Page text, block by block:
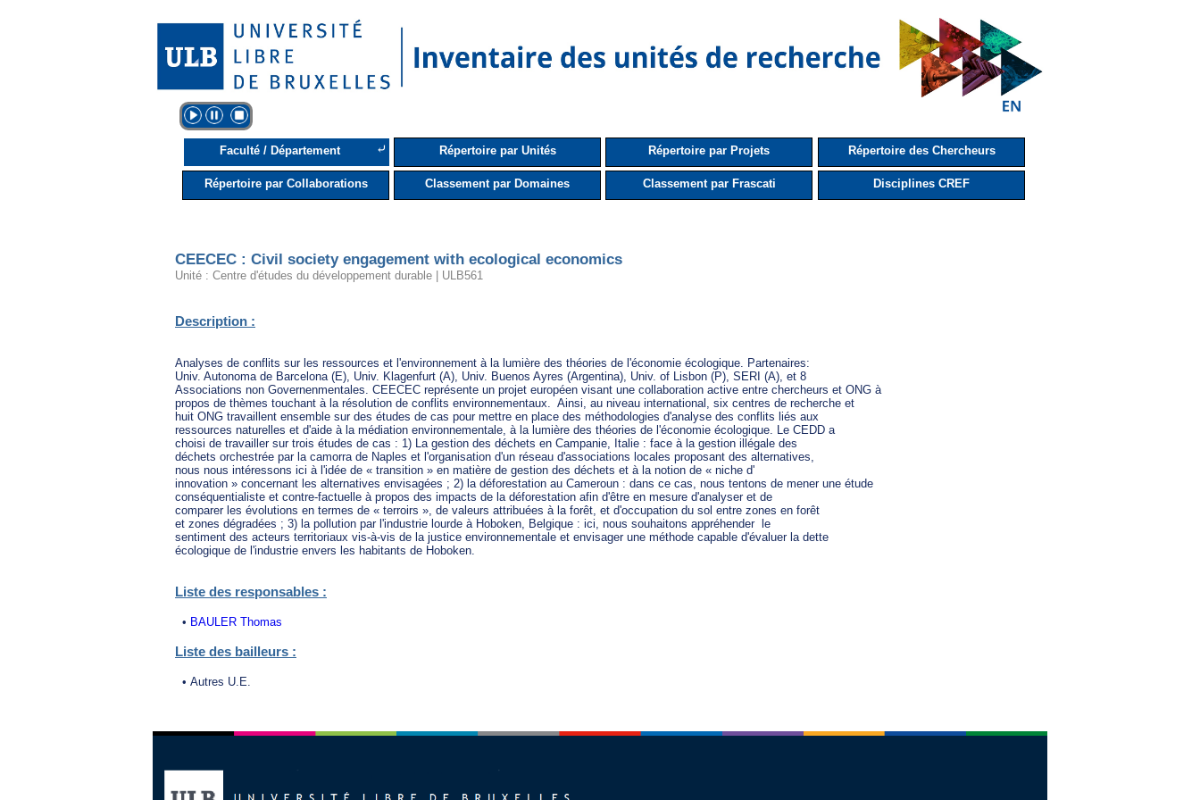
Faculté / Département ⤶ Répertoire par Unités Répertoire par Projets Répertoire des Chercheurs
Répertoire par Collaborations Classement par Domaines Classement par Frascati Disciplines CREF
CEECEC : Civil society engagement with ecological economics
Unité : Centre d'études du développement durable | ULB561
Description :
Analyses de conflits sur les ressources et l'environnement à la lumière des théories de l'économie écologique. Partenaires:
Univ. Autonoma de Barcelona (E), Univ. Klagenfurt (A), Univ. Buenos Ayres (Argentina), Univ. of Lisbon (P), SERI (A), et 8
Associations non Governenmentales. CEECEC représente un projet européen visant une collaboration active entre chercheurs et ONG à
propos de thèmes touchant à la résolution de conflits environnementaux.  Ainsi, au niveau international, six centres de recherche et
huit ONG travaillent ensemble sur des études de cas pour mettre en place des méthodologies d'analyse des conflits liés aux
ressources naturelles et d'aide à la médiation environnementale, à la lumière des théories de l'économie écologique. Le CEDD a
choisi de travailler sur trois études de cas : 1) La gestion des déchets en Campanie, Italie : face à la gestion illégale des
déchets orchestrée par la camorra de Naples et l'organisation d'un réseau d'associations locales proposant des alternatives,
nous nous intéressons ici à l'idée de « transition » en matière de gestion des déchets et à la notion de « niche d'
innovation » concernant les alternatives envisagées ; 2) la déforestation au Cameroun : dans ce cas, nous tentons de mener une étude
conséquentialiste et contre-factuelle à propos des impacts de la déforestation afin d'être en mesure d'analyser et de
comparer les évolutions en termes de « terroirs », de valeurs attribuées à la forêt, et d'occupation du sol entre zones en forêt
et zones dégradées ; 3) la pollution par l'industrie lourde à Hoboken, Belgique : ici, nous souhaitons appréhender  le
sentiment des acteurs territoriaux vis-à-vis de la justice environnementale et envisager une méthode capable d'évaluer la dette
écologique de l'industrie envers les habitants de Hoboken.
Liste des responsables :
• BAULER Thomas
Liste des bailleurs :
• Autres U.E.